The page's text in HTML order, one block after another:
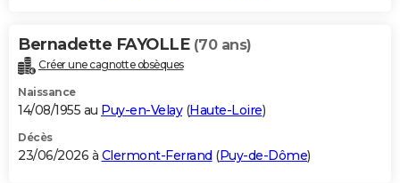
Bernadette FAYOLLE (70 ans)
Créer une cagnotte obsèques
Naissance
14/08/1955 au Puy-en-Velay(Haute-Loire)
Décès
23/06/2026 à Clermont-Ferrand (Puy-de-Dôme)